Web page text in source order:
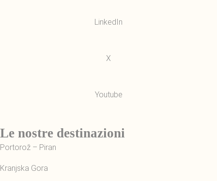
LinkedIn
X
Youtube
Le nostre destinazioni
Portorož – Piran
Kranjska Gora